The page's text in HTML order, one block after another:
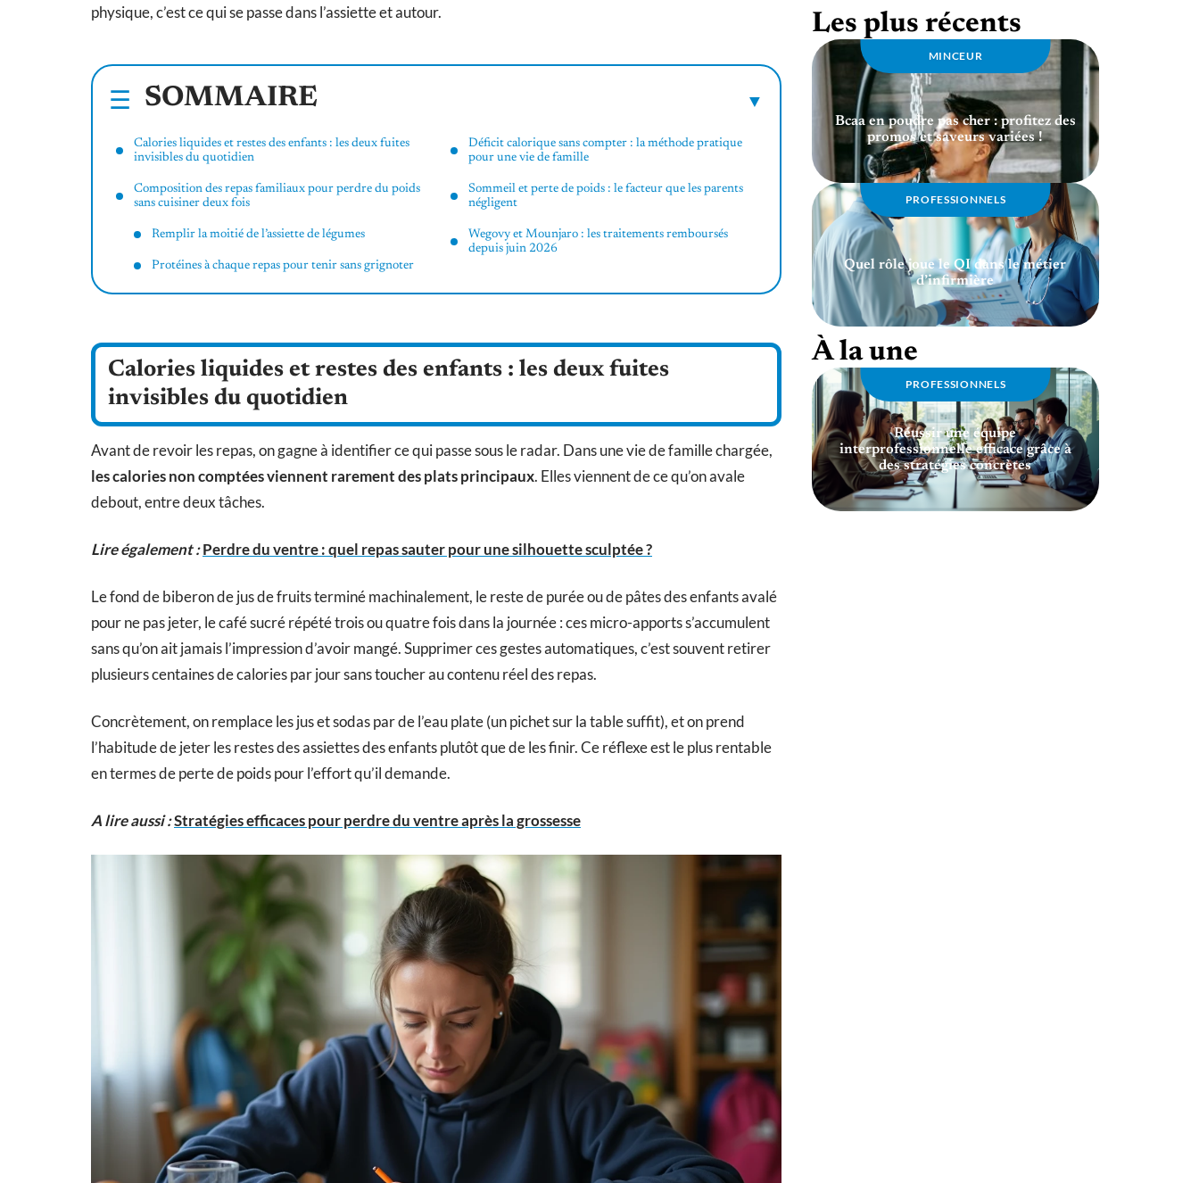
physique, c’est ce qui se passe dans l’assiette et autour.
SOMMAIRE
Calories liquides et restes des enfants : les deux fuites
invisibles du quotidien
Composition des repas familiaux pour perdre du poids
sans cuisiner deux fois
Remplir la moitié de l’assiette de légumes
Protéines à chaque repas pour tenir sans grignoter
Déficit calorique sans compter : la méthode pratique
pour une vie de famille
Sommeil et perte de poids : le facteur que les parents
négligent
Wegovy et Mounjaro : les traitements remboursés
depuis juin 2026
Calories liquides et restes des enfants : les deux fuites
invisibles du quotidien
Avant de revoir les repas, on gagne à identifier ce qui passe sous le radar. Dans une vie de famille chargée,
les calories non comptées viennent rarement des plats principaux. Elles viennent de ce qu’on avale
debout, entre deux tâches.
Lire également :Perdre du ventre : quel repas sauter pour une silhouette sculptée ?
Le fond de biberon de jus de fruits terminé machinalement, le reste de purée ou de pâtes des enfants avalé
pour ne pas jeter, le café sucré répété trois ou quatre fois dans la journée : ces micro-apports s’accumulent
sans qu’on ait jamais l’impression d’avoir mangé. Supprimer ces gestes automatiques, c’est souvent retirer
plusieurs centaines de calories par jour sans toucher au contenu réel des repas.
Concrètement, on remplace les jus et sodas par de l’eau plate (un pichet sur la table suffit), et on prend
l’habitude de jeter les restes des assiettes des enfants plutôt que de les finir. Ce réflexe est le plus rentable
en termes de perte de poids pour l’effort qu’il demande.
A lire aussi :Stratégies efficaces pour perdre du ventre après la grossesse
Les plus récents
MINCEUR
Bcaa en poudre pas cher : profitez des
promos et saveurs variées !
PROFESSIONNELS
Quel rôle joue le QI dans le métier
d’infirmière
À la une
PROFESSIONNELS
Réussir une équipe
interprofessionnelle efficace grâce à
des stratégies concrètes